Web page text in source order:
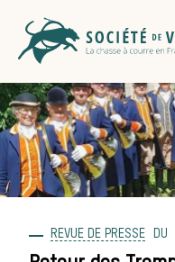
REVUE DE PRESSE